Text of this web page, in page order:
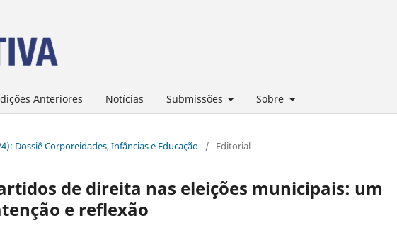
Anteriores Notícias Submissões Sobre
Dossiê Corporeidades, Infâncias e Educação / Editorial
de direita nas eleições municipais: um
e reflexão